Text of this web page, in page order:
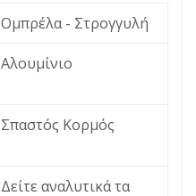
Ομπρέλα - Στρογγυλή
Αλουμίνιο
Σπαστός Κορμός
Δείτε αναλυτικά τα